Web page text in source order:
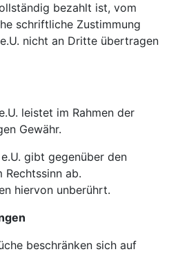
bezahlt ist, vom
schriftliche Zustimmung
nicht an Dritte übertragen
leistet im Rahmen der
Gewähr.
gibt gegenüber den
Rechtssinn ab.
hiervon unberührt.
beschränken sich auf